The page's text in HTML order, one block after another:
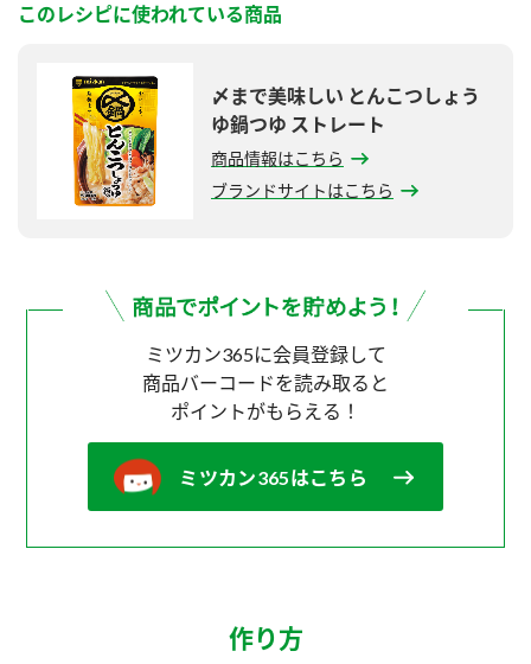
このレシピに使われている商品
〆まで美味しい とんこつしょう
ゆ鍋つゆ ストレート
商品情報はこちら
ブランドサイトはこちら
ミツカン365に会員登録して
商品バーコードを読み取ると
ポイントがもらえる！
ミツカン365はこちら
作り方